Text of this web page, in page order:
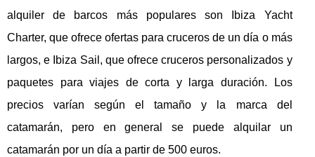
alquiler de barcos más populares son Ibiza Yacht
Charter, que ofrece ofertas para cruceros de un día o más
largos, e Ibiza Sail, que ofrece cruceros personalizados y
paquetes para viajes de corta y larga duración. Los
precios varían según el tamaño y la marca del
catamarán, pero en general se puede alquilar un
catamarán por un día a partir de 500 euros.